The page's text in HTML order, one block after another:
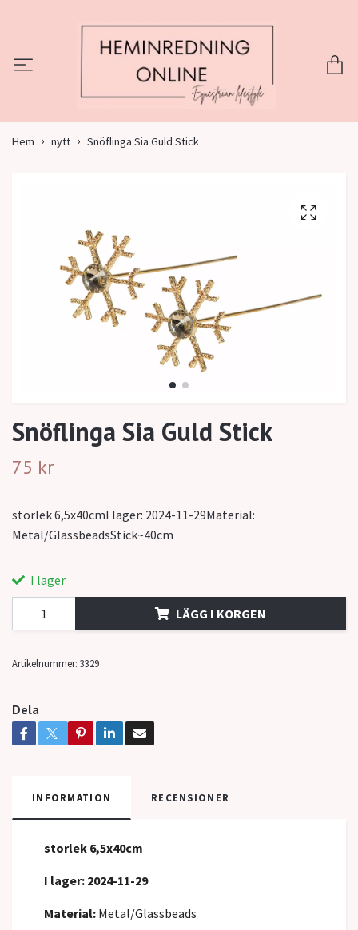
Hem nytt Snöflinga Sia Guld Stick
Snöflinga Sia Guld Stick
75 kr
storlek 6,5x40cmI lager: 2024-11-29Material:
Metal/GlassbeadsStick~40cm
I lager
LÄGG I KORGEN
Artikelnummer: 3329
Dela
INFORMATION RECENSIONER
storlek 6,5x40cm
I lager: 2024-11-29
Material: Metal/Glassbeads